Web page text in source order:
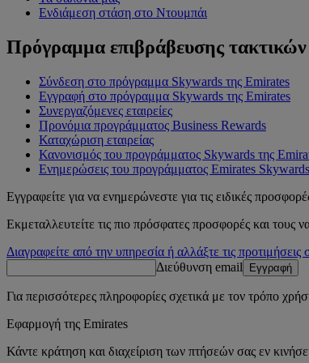
Ενδιάμεση στάση στο Ντουμπάι
Πρόγραμμα επιβράβευσης
Σύνδεση στο πρόγραμμα Skywards της Emirates
Εγγραφή στο πρόγραμμα Skywards της Emirates
Συνεργαζόμενες εταιρείες
Προνόμια προγράμματος Business Rewards
Καταχώριση εταιρείας
Κανονισμός του προγράμματος Skywards της
Ενημερώσεις του προγράμματος Emirates Skywards
Εγγραφείτε για να ενημερώνεστε για τις ειδικές
Εκμεταλλευτείτε τις πιο πρόσφατες προσφορές και τους
Διαγραφείτε από την υπηρεσία ή αλλάξτε τις προτιμήσεις
Διεύθυνση email
Εγγραφή
Για περισσότερες πληροφορίες σχετικά με τον τρόπο
Εφαρμογή της Emirates
Κάντε κράτηση και διαχείριση των πτήσεών σας εν